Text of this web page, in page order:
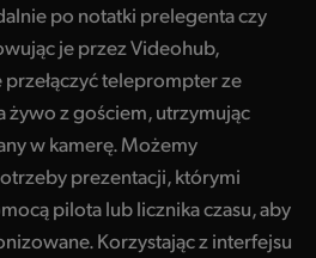
po notatki prelegenta czy
je przez Videohub,
teleprompter ze
żywo z gościem, utrzymując
w kamerę. Możemy
prezentacji, którymi
pilota lub licznika czasu, aby
Korzystając z interfejsu